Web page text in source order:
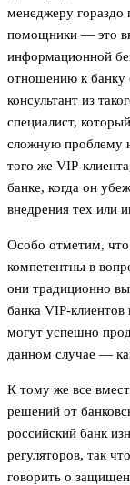
менеджеру гораздо
помощники — это
информационной
отношению к банку
консультант из
специалист,
сложную проблему
того же VIP-
банке, когда он
внедрения тех или
Особо отметим,
компетентны в
они традиционно
банка VIP-
могут успешно
данном случае —
К тому же все
решений от
российский банк
регуляторов, так
говорить о